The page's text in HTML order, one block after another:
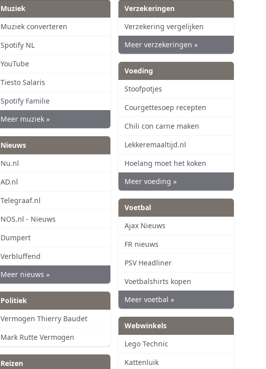
Muziek
Muziek converteren
Spotify NL
YouTube
Tiesto Salaris
Spotify Familie
Meer muziek »
Nieuws
Nu.nl
AD.nl
Telegraaf.nl
NOS.nl - Nieuws
Dumpert
Verbluffend
Meer nieuws »
Politiek
Vermogen Thierry Baudet
Mark Rutte Vermogen
Reizen
Verzekeringen
Verzekering vergelijken
Meer verzekeringen »
Voeding
Stoofpotjes
Courgettesoep recepten
Chili con carne maken
Lekkeremaaltijd.nl
Hoelang moet het koken
Meer voeding »
Voetbal
Ajax Nieuws
FR nieuws
PSV Headliner
Voetbalshirts kopen
Meer voetbal »
Webwinkels
Lego Technic
Kattenluik